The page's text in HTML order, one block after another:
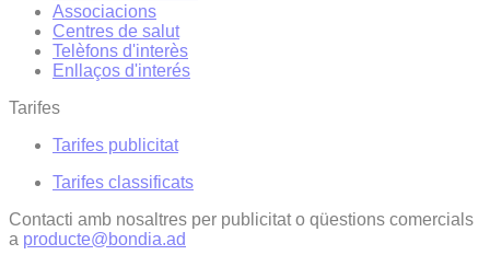
Associacions
Centres de salut
Telèfons d'interès
Enllaços d'interés
Tarifes
Tarifes publicitat
Tarifes classificats
Contacti amb nosaltres per publicitat o qüestions comercials
a producte@bondia.ad